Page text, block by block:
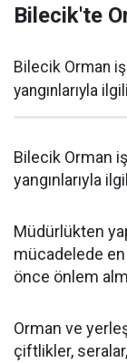
Bilecik'te
Bilecik Orman
yangınlarıyla
Bilecik Orman
yangınlarıyla
Müdürlükten
mücadelede en
önce önlem
Orman ve
çiftlikler,